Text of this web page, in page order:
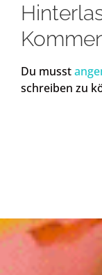
Du musst
schreiben zu